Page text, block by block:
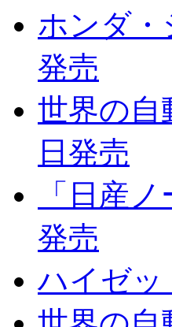
ホンダ
発売
世界の自
日発売
「日産
発売
ハイゼ